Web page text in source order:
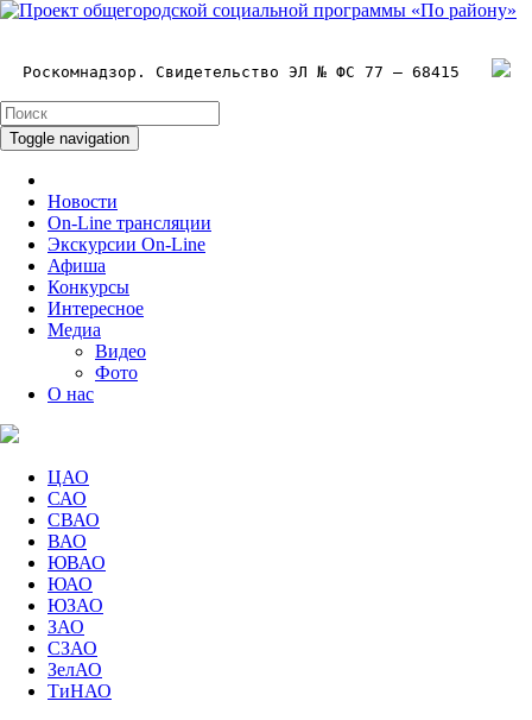
Роскомнадзор. Свидетельство ЭЛ № ФС 77 – 68415
Toggle navigation
Новости
On-Line трансляции
Экскурсии On-Line
Афиша
Конкурсы
Интересное
Медиа
Видео
Фото
О нас
ЦАО
САО
СВАО
ВАО
ЮВАО
ЮАО
ЮЗАО
ЗАО
СЗАО
ЗелАО
ТиНАО